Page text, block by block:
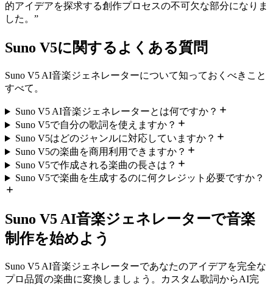
的アイデアを探求する創作プロセスの不可欠な部分になりま
した。 ”
Suno V5に関するよくある質問
Suno V5 AI音楽ジェネレーターについて知っておくべきこと
すべて。
Suno V5 AI音楽ジェネレーターとは何ですか？
Suno V5で自分の歌詞を使えますか？
Suno V5はどのジャンルに対応していますか？
Suno V5の楽曲を商用利用できますか？
Suno V5で作成される楽曲の長さは？
Suno V5で楽曲を生成するのに何クレジット必要ですか？
Suno V5 AI音楽ジェネレーターで音楽
制作を始めよう
Suno V5 AI音楽ジェネレーターであなたのアイデアを完全な
プロ品質の楽曲に変換しましょう。カスタム歌詞からAI完